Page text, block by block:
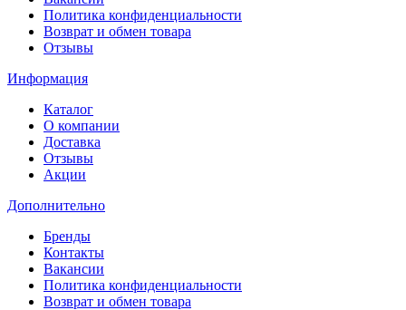
Политика конфиденциальности
Возврат и обмен товара
Отзывы
Информация
Каталог
О компании
Доставка
Отзывы
Акции
Дополнительно
Бренды
Контакты
Вакансии
Политика конфиденциальности
Возврат и обмен товара